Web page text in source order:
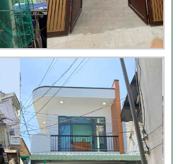
Đánh giá của khách hàng xây
nhà 3 tầng tại Thủ Đức
Video đánh giá của khách hàng
anh Hào Quận Gò Vấp-Xây
nhà trọn gói